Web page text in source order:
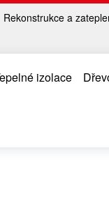
Rekonstrukce a
izolace